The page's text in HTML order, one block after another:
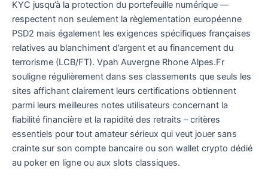
KYC jusqu’à la protection du portefeuille numérique —
respectent non seulement la règlementation européenne
PSD2 mais également les exigences spécifiques françaises
relatives au blanchiment d’argent et au financement du
terrorisme (LCB/FT). Vpah Auvergne Rhone Alpes.Fr
souligne régulièrement dans ses classements que seuls les
sites affichant clairement leurs certifications obtiennent
parmi leurs meilleures notes utilisateurs concernant la
fiabilité financière et la rapidité des retraits – critères
essentiels pour tout amateur sérieux qui veut jouer sans
crainte sur son compte bancaire ou son wallet crypto dédié
au poker en ligne ou aux slots classiques.